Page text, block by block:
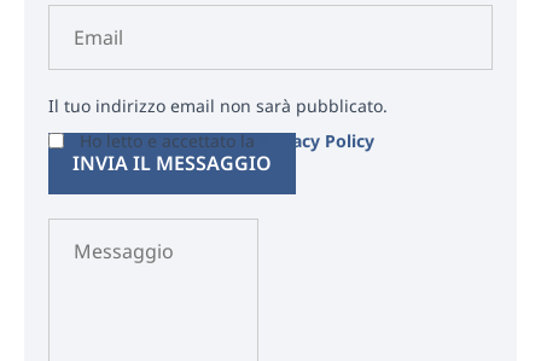
Il tuo indirizzo email non sarà pubblicato.
Ho letto e accettato laPrivacy Policy